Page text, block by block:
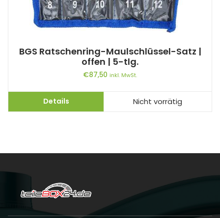
BGS Ratschenring-Maulschlüssel-Satz |
offen | 5-tlg.
€87,50 inkl. MwSt.
Details Nicht vorrätig